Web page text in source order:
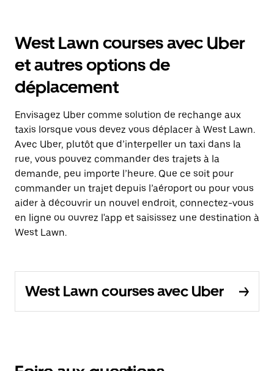
West Lawn courses avec Uber
et autres options de
déplacement
Envisagez Uber comme solution de rechange aux
taxis lorsque vous devez vous déplacer à West Lawn.
Avec Uber, plutôt que d’interpeller un taxi dans la
rue, vous pouvez commander des trajets à la
demande, peu importe l’heure. Que ce soit pour
commander un trajet depuis l’aéroport ou pour vous
aider à découvrir un nouvel endroit, connectez-vous
en ligne ou ouvrez l'app et saisissez une destination à
West Lawn.
West Lawn courses avec Uber